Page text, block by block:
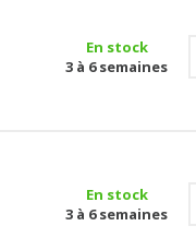
En stock
3 à 6 semaines
En stock
3 à 6 semaines